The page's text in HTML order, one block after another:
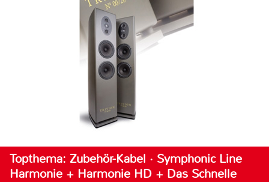
Topthema: Zubehör-Kabel · Symphonic Line
Harmonie + Harmonie HD + Das Schnelle